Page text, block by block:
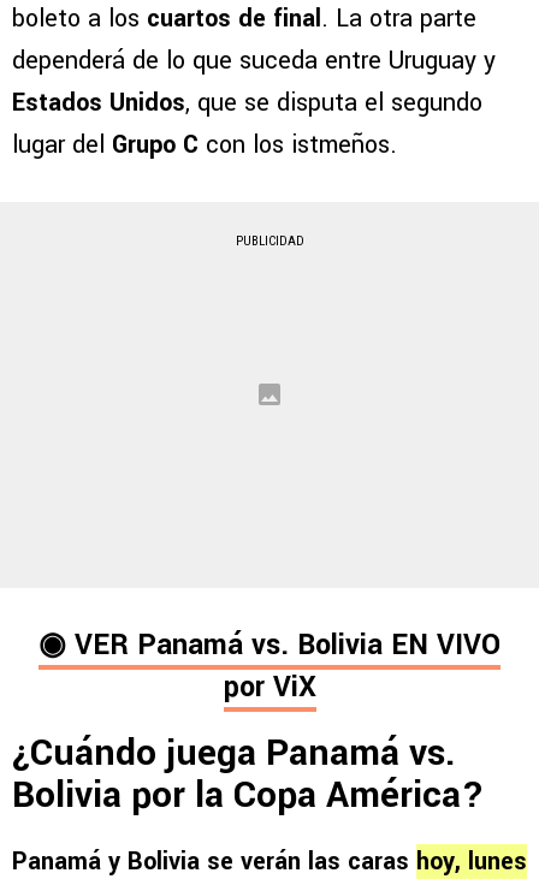
boleto a los cuartos de final. La otra parte
dependerá de lo que suceda entre Uruguay y
Estados Unidos, que se disputa el segundo
lugar del Grupo C con los istmeños.
PUBLICIDAD
◉ VER Panamá vs. Bolivia EN VIVO
por ViX
¿Cuándo juega Panamá vs.
Bolivia por la Copa América?
Panamá y Bolivia se verán las caras hoy, lunes